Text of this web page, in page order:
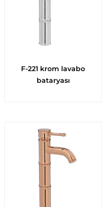
F-221 krom lavabo
bataryası